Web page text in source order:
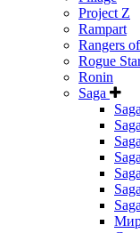
Project Z
Rampart
Rangers
Rogue
Ronin
Saga